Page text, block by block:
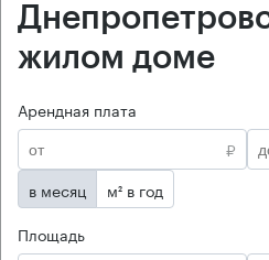
жилом доме
Арендная плата
₽
в месяц
м² в год
Площадь